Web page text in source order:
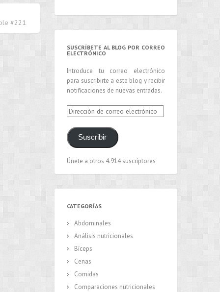
#221
SUSCRÍBETE AL BLOG POR CORREO
ELECTRÓNICO
Introduce tu correo electrónico
para suscribirte a este blog y recibir
notificaciones de nuevas entradas.
Dirección
de
correo
electrónico
Suscribir
Únete a otros 4.914 suscriptores
CATEGORÍAS
Abdominales
Análisis nutricionales
Bíceps
Cenas
Comidas
Comparaciones nutricionales